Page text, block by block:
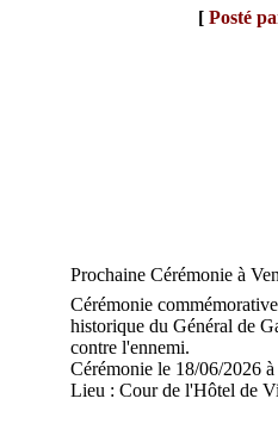
[ Posté
Prochaine Cérémonie à
Cérémonie
historique du Général de
contre l'ennemi.
Cérémonie le 18/06/2026
Lieu : Cour de l'Hôtel de